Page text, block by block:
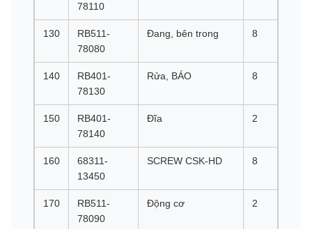
78110
130
RB511-
78080
Đang, bên trong 8
140
RB401-
78130
Rửa, BÁO 8
150
RB401-
78140
Đĩa 2
160
68311-
13450
SCREW CSK-HD 8
170
RB511-
78090
Động cơ 2